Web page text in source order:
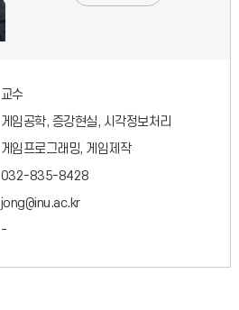
교수
게임공학, 증강현실, 시각정보처리
게임프로그래밍, 게임제작
032-835-8428
jong@inu.ac.kr
-